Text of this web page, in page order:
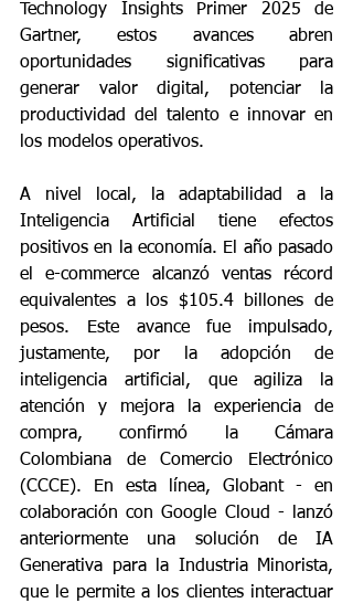
Technology Insights Primer 2025 de
Gartner, estos avances abren
oportunidades significativas para
generar valor digital, potenciar la
productividad del talento e innovar en
los modelos operativos.
A nivel local, la adaptabilidad a la
Inteligencia Artificial tiene efectos
positivos en la economía. El año pasado
el e-commerce alcanzó ventas récord
equivalentes a los $105.4 billones de
pesos. Este avance fue impulsado,
justamente, por la adopción de
inteligencia artificial, que agiliza la
atención y mejora la experiencia de
compra, confirmó la Cámara
Colombiana de Comercio Electrónico
(CCCE). En esta línea, Globant - en
colaboración con Google Cloud - lanzó
anteriormente una solución de IA
Generativa para la Industria Minorista,
que le permite a los clientes interactuar